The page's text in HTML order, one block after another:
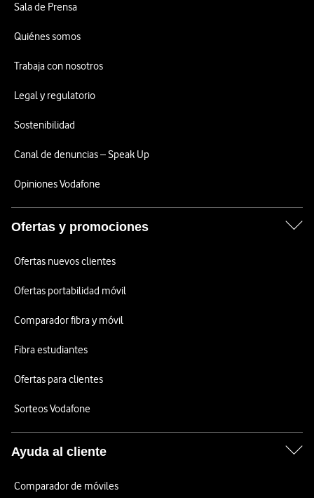
Sala de Prensa
Quiénes somos
Trabaja con nosotros
Legal y regulatorio
Sostenibilidad
Canal de denuncias – Speak Up
Opiniones Vodafone
Ofertas y promociones
Ofertas nuevos clientes
Ofertas portabilidad móvil
Comparador fibra y móvil
Fibra estudiantes
Ofertas para clientes
Sorteos Vodafone
Ayuda al cliente
Comparador de móviles